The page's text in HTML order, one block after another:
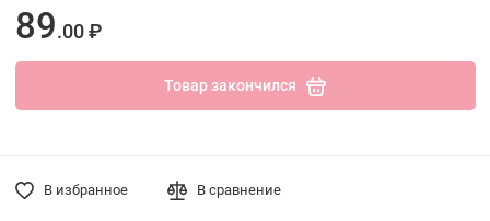
89.00 ₽
Товар закончился
В избранное В сравнение